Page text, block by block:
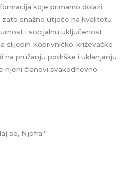
koje primamo dolazi
zato snažno utječe na kvalitetu
i socijalnu uključenost.
slijepih Koprivničko-križevačke
na pružanju podrške i uklanjanju
njeni članovi svakodnevno
se, Njofra!”